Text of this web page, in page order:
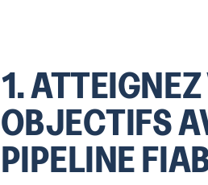
1.
OBJECTIFS
PIPELINE